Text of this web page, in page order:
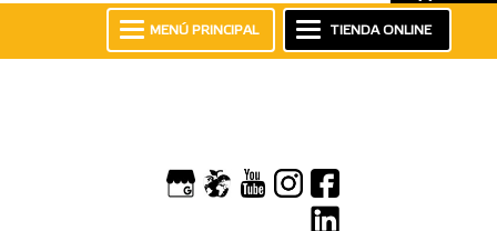
TIENDA ONLINE
MENÚ PRINCIPAL